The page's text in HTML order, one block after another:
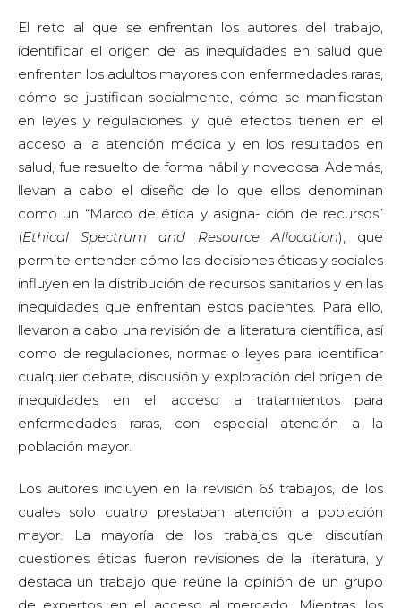
El reto al que se enfrentan los autores del trabajo,
identificar el origen de las inequidades en salud que
enfrentan los adultos mayores con enfermedades raras,
cómo se justifican socialmente, cómo se manifiestan
en leyes y regulaciones, y qué efectos tienen en el
acceso a la atención médica y en los resultados en
salud, fue resuelto de forma hábil y novedosa. Además,
llevan a cabo el diseño de lo que ellos denominan
como un “Marco de ética y asigna- ción de recursos”
(Ethical Spectrum and Resource Allocation), que
permite entender cómo las decisiones éticas y sociales
influyen en la distribución de recursos sanitarios y en las
inequidades que enfrentan estos pacientes. Para ello,
llevaron a cabo una revisión de la literatura científica, así
como de regulaciones, normas o leyes para identificar
cualquier debate, discusión y exploración del origen de
inequidades en el acceso a tratamientos para
enfermedades raras, con especial atención a la
población mayor.
Los autores incluyen en la revisión 63 trabajos, de los
cuales solo cuatro prestaban atención a población
mayor. La mayoría de los trabajos que discutían
cuestiones éticas fueron revisiones de la literatura, y
destaca un trabajo que reúne la opinión de un grupo